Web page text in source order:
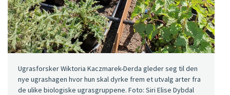
Ugrasforsker Wiktoria Kaczmarek-Derda gleder seg til den
nye ugrashagen hvor hun skal dyrke frem et utvalg arter fra
de ulike biologiske ugrasgruppene. Foto: Siri Elise Dybdal